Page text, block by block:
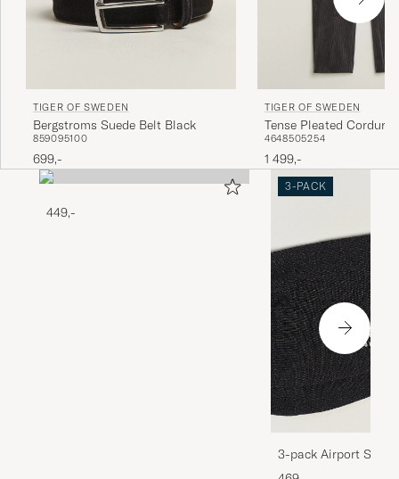
TIGER OF SWEDEN
Bergstroms Suede Belt Black
859095100
699,-
TIGER OF SWEDEN
Tense Pleated
Phantom
4648505254
1 499,-
449,-
3-PACK
3-pack Airport
Melange